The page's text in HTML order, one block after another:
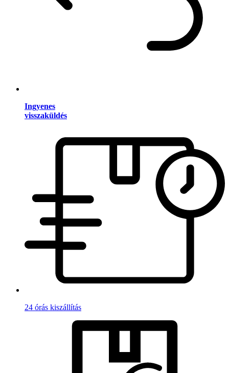
Ingyenes
visszaküldés
24 órás kiszállítás